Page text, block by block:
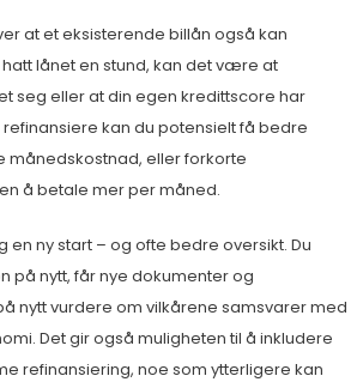
at et eksisterende billån også kan
lånet en stund, kan det være at
seg eller at din egen kredittscore har
kan du potensielt få bedre
månedskostnad, eller forkorte
å betale mer per måned.
en ny start – og ofte bedre oversikt. Du
på nytt, får nye dokumenter og
nytt vurdere om vilkårene samsvarer med
Det gir også muligheten til å inkludere
refinansiering, noe som ytterligere kan